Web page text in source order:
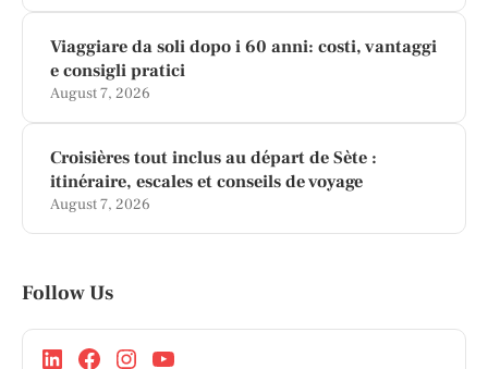
Viaggiare da soli dopo i 60 anni: costi, vantaggi
e consigli pratici
August 7, 2026
Croisières tout inclus au départ de Sète :
itinéraire, escales et conseils de voyage
August 7, 2026
Follow Us